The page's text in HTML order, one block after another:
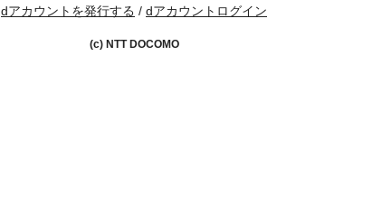
dアカウントを発行する dアカウントログイン
(c) NTT DOCOMO